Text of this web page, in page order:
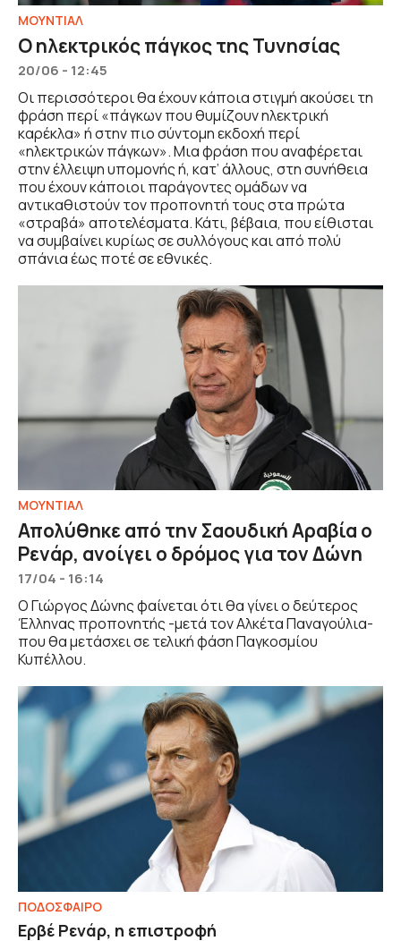
ΜΟΥΝΤΙΑΛ
Ο ηλεκτρικός πάγκος της Τυνησίας
20/06 - 12:45
Οι περισσότεροι θα έχουν κάποια στιγμή ακούσει τη
φράση περί «πάγκων που θυμίζουν ηλεκτρική
καρέκλα» ή στην πιο σύντομη εκδοχή περί
«ηλεκτρικών πάγκων». Μια φράση που αναφέρεται
στην έλλειψη υπομονής ή, κατ’ άλλους, στη συνήθεια
που έχουν κάποιοι παράγοντες ομάδων να
αντικαθιστούν τον προπονητή τους στα πρώτα
«στραβά» αποτελέσματα. Κάτι, βέβαια, που είθισται
να συμβαίνει κυρίως σε συλλόγους και από πολύ
σπάνια έως ποτέ σε εθνικές.
ΜΟΥΝΤΙΑΛ
Απολύθηκε από την Σαουδική Αραβία ο
Ρενάρ, ανοίγει ο δρόμος για τον Δώνη
17/04 - 16:14
Ο Γιώργος Δώνης φαίνεται ότι θα γίνει ο δεύτερος
Έλληνας προπονητής -μετά τον Αλκέτα Παναγούλια-
που θα μετάσχει σε τελική φάση Παγκοσμίου
Κυπέλλου.
ΠΟΔΟΣΦΑΙΡΟ
Ερβέ Ρενάρ, η επιστροφή